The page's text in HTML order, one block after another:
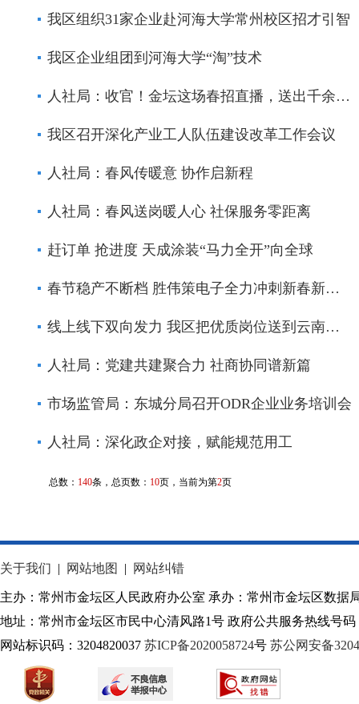
我区组织31家企业赴河海大学常州校区招才引智
我区企业组团到河海大学“淘”技术
人社局：收官！金坛这场春招直播，送出千余岗位
我区召开深化产业工人队伍建设改革工作会议
人社局：春风传暖意 协作启新程
人社局：春风送岗暖人心 社保服务零距离
赶订单 抢进度 天成涂装“马力全开”向全球
春节稳产不断档 胜伟策电子全力冲刺新春新开局
线上线下双向发力 我区把优质岗位送到云南隆阳
人社局：党建共建聚合力 社商协同谱新篇
市场监管局：东城分局召开ODR企业业务培训会
人社局：深化政企对接，赋能规范用工
总数： 140条，总页数： 10页，当前为第2页
关于我们 | 网站地图 | 网站纠错
主办：常州市金坛区人民政府办公室 承办：常州市金坛区数据
地址：常州市金坛区市民中心清风路1号 政府公共服务热线号码
网站标识码：3204820037 苏ICP备2020058724号 苏公网安备